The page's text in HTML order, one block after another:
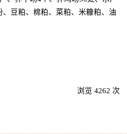
豆粕、棉粕、菜粕、米糠粕、油
浏览 4262 次